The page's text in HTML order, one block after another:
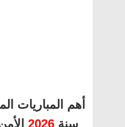
أهم المباريات
سنة 2026